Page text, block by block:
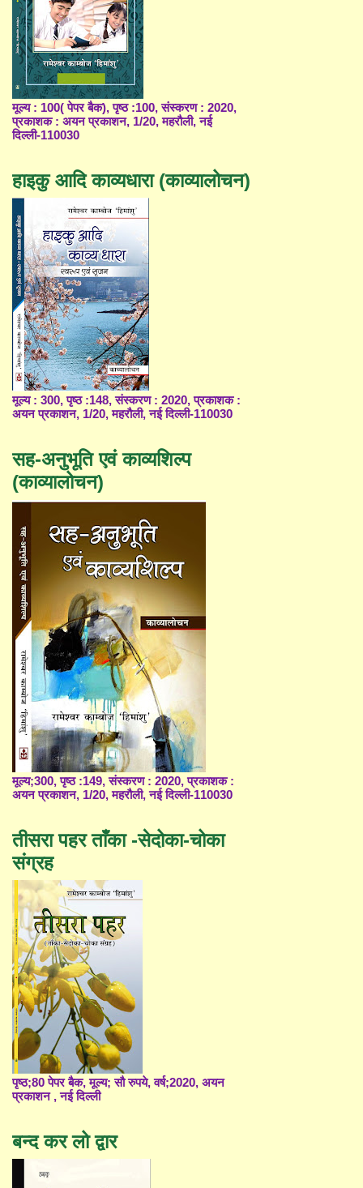
मूल्य : 100( पेपर बैक), पृष्ठ :100, संस्करण : 2020,
प्रकाशक : अयन प्रकाशन, 1/20, महरौली, नई
दिल्ली-110030
हाइकु आदि काव्यधारा (काव्यालोचन)
मूल्य : 300, पृष्ठ :148, संस्करण : 2020, प्रकाशक :
अयन प्रकाशन, 1/20, महरौली, नई दिल्ली-110030
सह-अनुभूति एवं काव्यशिल्प
(काव्यालोचन)
मूल्य;300, पृष्ठ :149, संस्करण : 2020, प्रकाशक :
अयन प्रकाशन, 1/20, महरौली, नई दिल्ली-110030
तीसरा पहर ताँका -सेदोका-चोका
संग्रह
पृष्ठ;80 पेपर बैक, मूल्य; सौ रुपये, वर्ष;2020, अयन
प्रकाशन , नई दिल्ली
बन्द कर लो द्वार